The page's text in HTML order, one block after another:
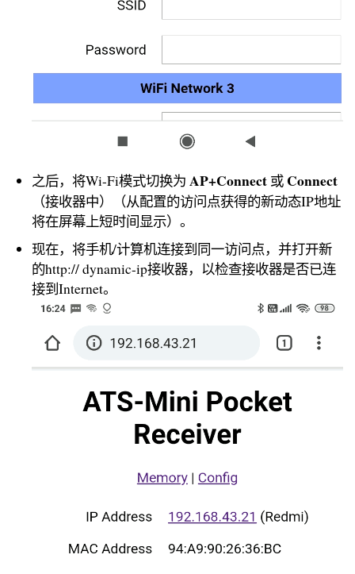
之后，将Wi-Fi模式切换为 AP+Connect 或 Connect
（接收器中）（从配置的访问点获得的新动态IP地址
将在屏幕上短时间显示）。
现在，将手机/计算机连接到同一访问点，并打开新
的http:// dynamic-ip接收器，以检查接收器是否已连
接到Internet。